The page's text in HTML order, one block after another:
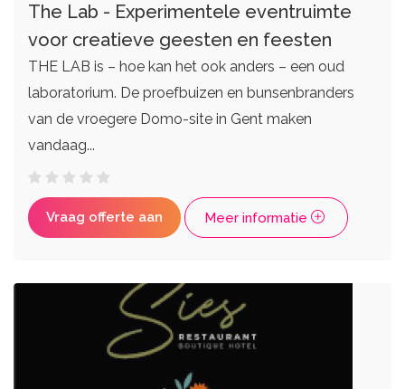
The Lab - Experimentele eventruimte
voor creatieve geesten en feesten
THE LAB is – hoe kan het ook anders – een oud
laboratorium. De proefbuizen en bunsenbranders
van de vroegere Domo-site in Gent maken
vandaag...
Vraag offerte aan Meer informatie